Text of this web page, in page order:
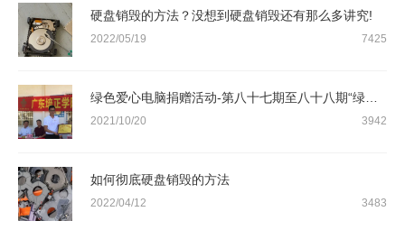
硬盘销毁的方法？没想到硬盘销毁还有那么多讲究!
2022/05/19 7425
2021/10/20 3942
如何彻底硬盘销毁的方法
2022/04/12 3483